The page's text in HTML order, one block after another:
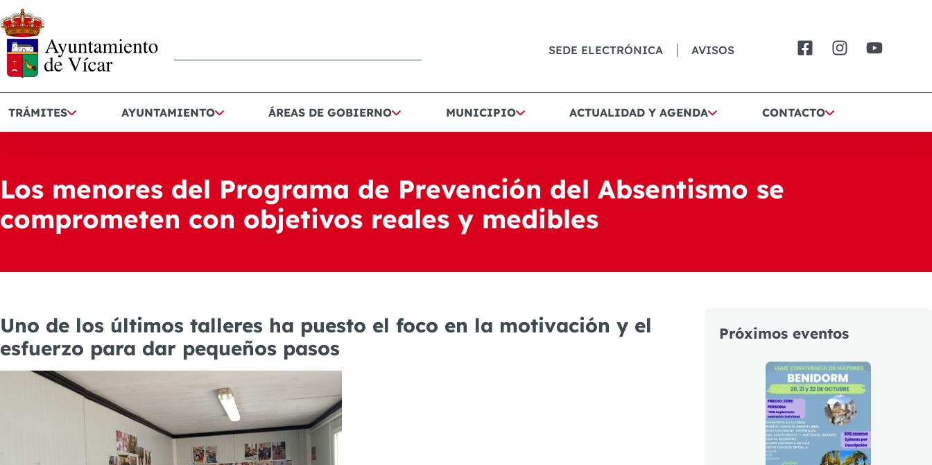
SEDE ELECTRÓNICA AVISOS
TRÁMITES AYUNTAMIENTO ÁREAS DE GOBIERNO MUNICIPIO ACTUALIDAD Y AGENDA CONTACTO
Los menores del Programa de Prevención del Absentismo se
comprometen con objetivos reales y medibles
Uno de los últimos talleres ha puesto el foco en la motivación y el
esfuerzo para dar pequeños pasos
Próximos eventos